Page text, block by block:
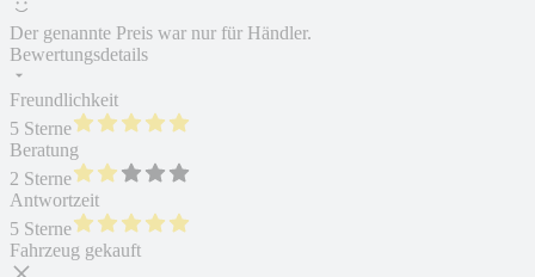
Der genannte Preis war nur für Händler.
Bewertungsdetails
Freundlichkeit
5 Sterne
Beratung
2 Sterne
Antwortzeit
5 Sterne
Fahrzeug gekauft